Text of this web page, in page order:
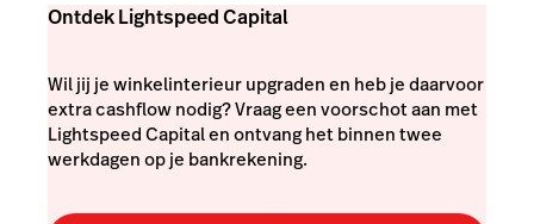
Ontdek Lightspeed Capital
Wil jij je winkelinterieur upgraden en heb je daarvoor
extra cashflow nodig? Vraag een voorschot aan met
Lightspeed Capital en ontvang het binnen twee
werkdagen op je bankrekening.